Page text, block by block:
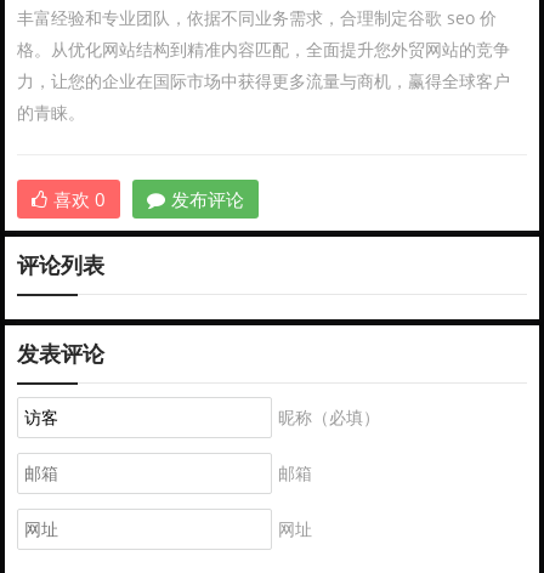
丰富经验和专业团队，依据不同业务需求，合理制定谷歌 seo 价
格。从优化网站结构到精准内容匹配，全面提升您外贸网站的竞争
力，让您的企业在国际市场中获得更多流量与商机，赢得全球客户
的青睐。
喜欢 0 发布评论
评论列表
发表评论
昵称（必填）
邮箱
网址